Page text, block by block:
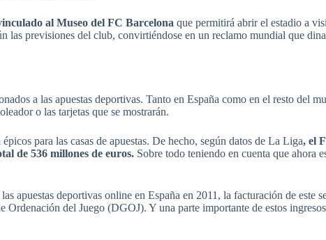
al Museo del FC Barcelona que permitirá abrir el estadio a
las previsiones del club, convirtiéndose en un reclamo mundial que
a las apuestas deportivas. Tanto en España como en el resto del
o las tarjetas que se mostrarán.
para las casas de apuestas. De hecho, según datos de La Liga, el
de 536 millones de euros. Sobre todo teniendo en cuenta que ahora
apuestas deportivas online en España en 2011, la facturación de este
del Juego (DGOJ). Y una parte importante de estos